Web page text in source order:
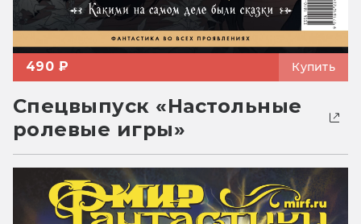
490 ₽ Купить
Спецвыпуск «Настольные
ролевые игры»